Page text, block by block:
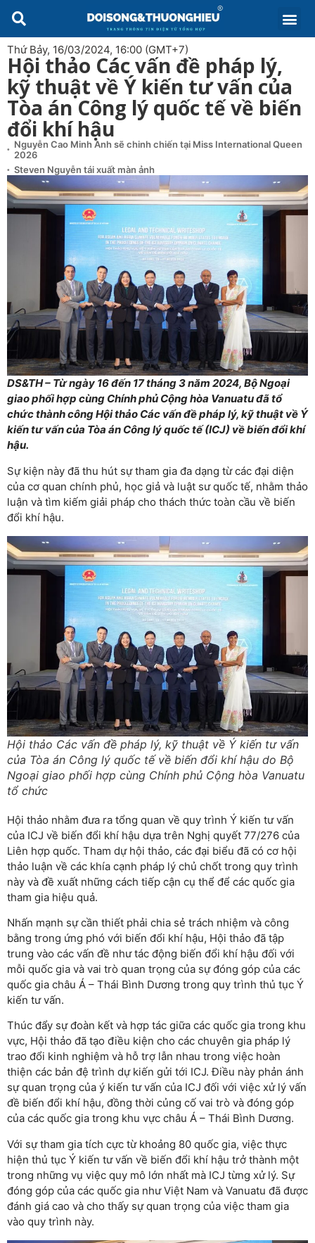
Thứ Bảy, 16/03/2024, 16:00 (GMT+7)
Hội thảo Các vấn đề pháp lý,
kỹ thuật về Ý kiến tư vấn của
Tòa án Công lý quốc tế về biến
đổi khí hậu
Nguyễn Cao Minh Anh sẽ chinh chiến tại Miss International Queen
2026
Steven Nguyễn tái xuất màn ảnh
DS&TH – Từ ngày 16 đến 17 tháng 3 năm 2024, Bộ Ngoại
giao phối hợp cùng Chính phủ Cộng hòa Vanuatu đã tổ
chức thành công Hội thảo Các vấn đề pháp lý, kỹ thuật về Ý
kiến tư vấn của Tòa án Công lý quốc tế (ICJ) về biến đổi khí
hậu.
Sự kiện này đã thu hút sự tham gia đa dạng từ các đại diện
của cơ quan chính phủ, học giả và luật sư quốc tế, nhằm thảo
luận và tìm kiếm giải pháp cho thách thức toàn cầu về biến
đổi khí hậu.
Hội thảo Các vấn đề pháp lý, kỹ thuật về Ý kiến tư vấn
của Tòa án Công lý quốc tế về biến đổi khí hậu do Bộ
Ngoại giao phối hợp cùng Chính phủ Cộng hòa Vanuatu
tổ chức
Hội thảo nhằm đưa ra tổng quan về quy trình Ý kiến tư vấn
của ICJ về biến đổi khí hậu dựa trên Nghị quyết 77/276 của
Liên hợp quốc. Tham dự hội thảo, các đại biểu đã có cơ hội
thảo luận về các khía cạnh pháp lý chủ chốt trong quy trình
này và đề xuất những cách tiếp cận cụ thể để các quốc gia
tham gia hiệu quả.
Nhấn mạnh sự cần thiết phải chia sẻ trách nhiệm và công
bằng trong ứng phó với biến đổi khí hậu, Hội thảo đã tập
trung vào các vấn đề như tác động biến đổi khí hậu đối với
mỗi quốc gia và vai trò quan trọng của sự đóng góp của các
quốc gia châu Á – Thái Bình Dương trong quy trình thủ tục Ý
kiến tư vấn.
Thúc đẩy sự đoàn kết và hợp tác giữa các quốc gia trong khu
vực, Hội thảo đã tạo điều kiện cho các chuyên gia pháp lý
trao đổi kinh nghiệm và hỗ trợ lẫn nhau trong việc hoàn
thiện các bản đệ trình dự kiến gửi tới ICJ. Điều này phản ánh
sự quan trọng của ý kiến tư vấn của ICJ đối với việc xử lý vấn
đề biến đổi khí hậu, đồng thời củng cố vai trò và đóng góp
của các quốc gia trong khu vực châu Á – Thái Bình Dương.
Với sự tham gia tích cực từ khoảng 80 quốc gia, việc thực
hiện thủ tục Ý kiến tư vấn về biến đổi khí hậu trở thành một
trong những vụ việc quy mô lớn nhất mà ICJ từng xử lý. Sự
đóng góp của các quốc gia như Việt Nam và Vanuatu đã được
đánh giá cao và cho thấy sự quan trọng của việc tham gia
vào quy trình này.